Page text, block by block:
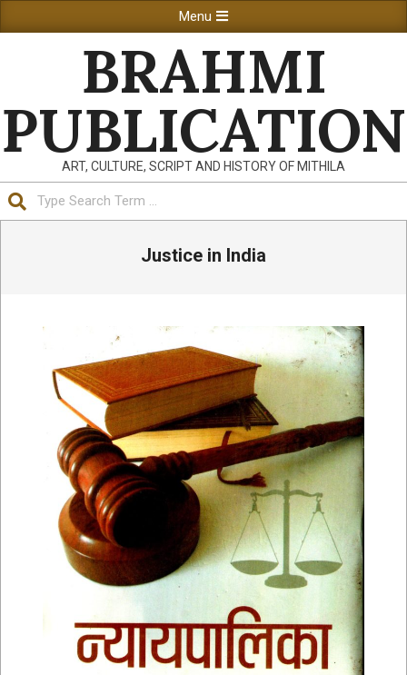
to
Navigation
Menu
BRAHMI
PUBLICATION
ART, CULTURE, SCRIPT AND HISTORY OF MITHILA
Justice in India